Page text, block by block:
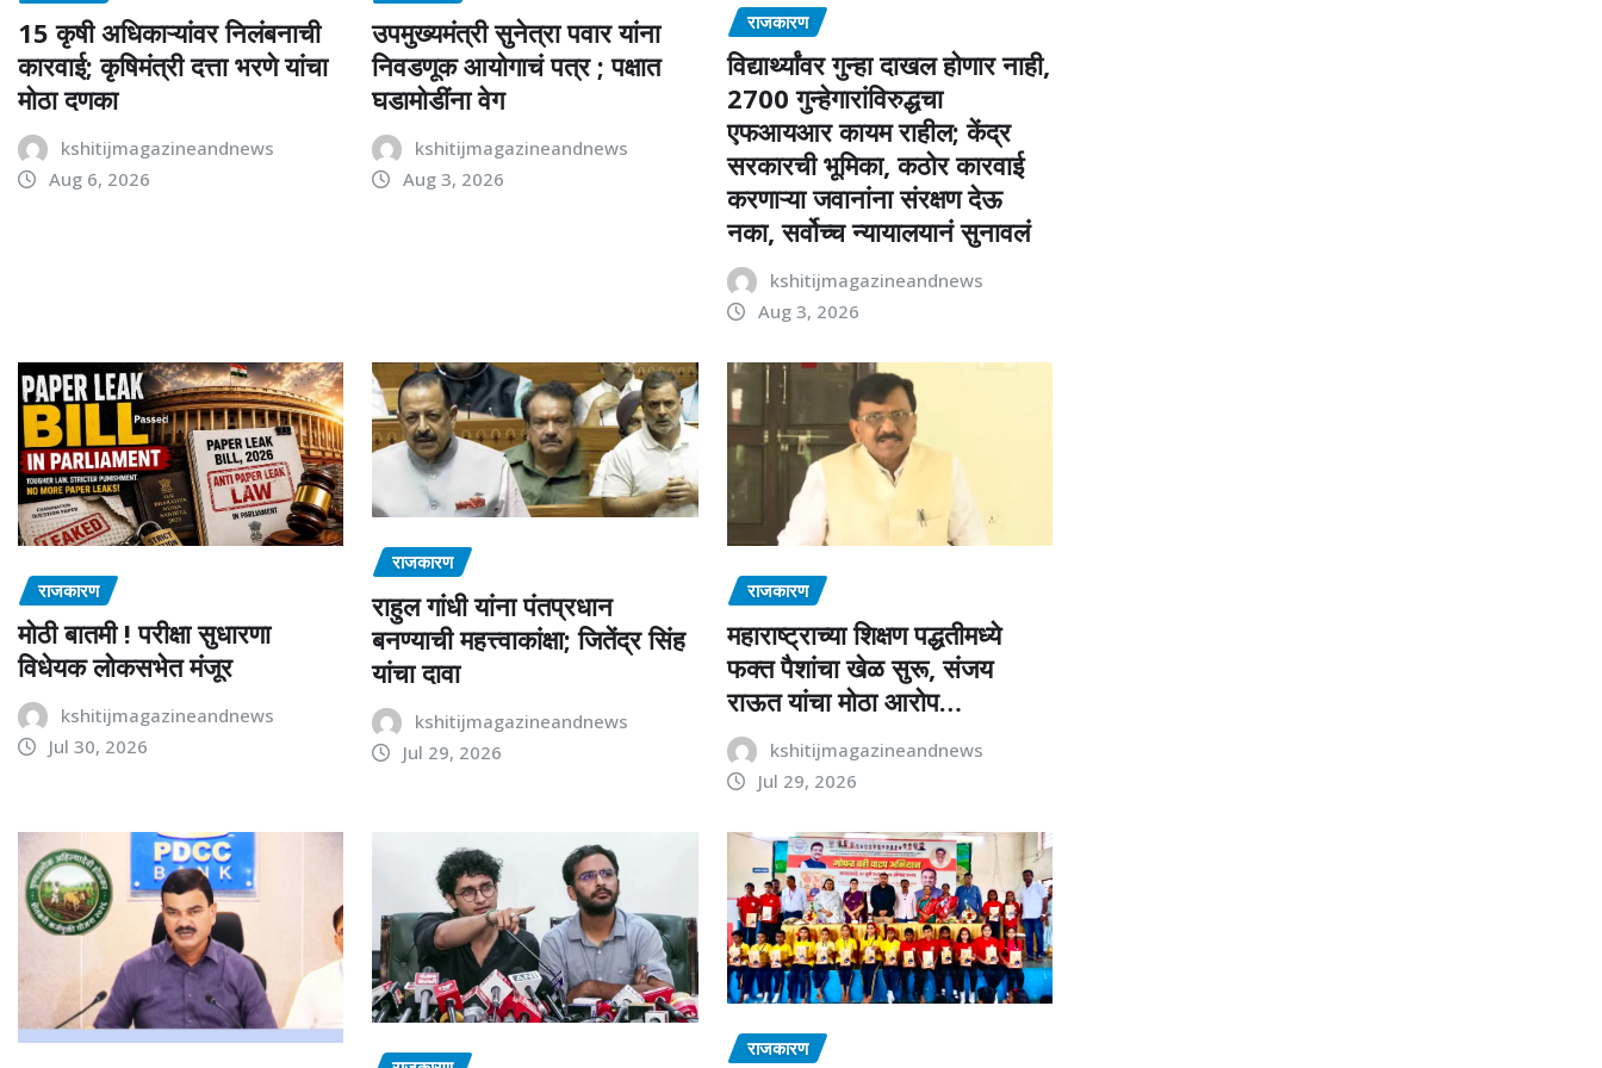
15 कृषी अधिकाऱ्यांवर निलंबनाची
कारवाई; कृषिमंत्री दत्ता भरणे यांचा
मोठा दणका
kshitijmagazineandnews
Aug 6, 2026
उपमुख्यमंत्री सुनेत्रा पवार यांना
निवडणूक आयोगाचं पत्र ; पक्षात
घडामोडींना वेग
kshitijmagazineandnews
Aug 3, 2026
राजकारण
विद्यार्थ्यांवर गुन्हा दाखल होणार नाही,
2700 गुन्हेगारांविरुद्धचा
एफआयआर कायम राहील; केंद्र
सरकारची भूमिका, कठोर कारवाई
करणाऱ्या जवानांना संरक्षण देऊ
नका, सर्वोच्च न्यायालयानं सुनावलं
kshitijmagazineandnews
Aug 3, 2026
राजकारण
मोठी बातमी ! परीक्षा सुधारणा
विधेयक लोकसभेत मंजूर
kshitijmagazineandnews
Jul 30, 2026
राजकारण
राहुल गांधी यांना पंतप्रधान
बनण्याची महत्त्वाकांक्षा; जितेंद्र सिंह
यांचा दावा
kshitijmagazineandnews
Jul 29, 2026
राजकारण
महाराष्ट्राच्या शिक्षण पद्धतीमध्ये
फक्त पैशांचा खेळ सुरू, संजय
राऊत यांचा मोठा आरोप…
kshitijmagazineandnews
Jul 29, 2026
राजकारण